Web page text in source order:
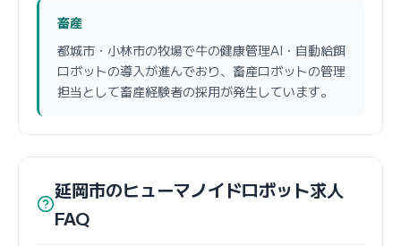
畜産
都城市・小林市の牧場で牛の健康管理AI・自動給餌
ロボットの導入が進んでおり、畜産ロボットの管理
担当として畜産経験者の採用が発生しています。
延岡市のヒューマノイドロボット求人
FAQ